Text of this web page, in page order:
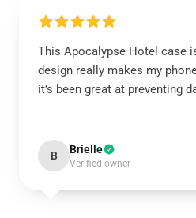
This Apocalypse Hotel case
design really makes my
it’s been great at preventing
B Brielle
Verified owner